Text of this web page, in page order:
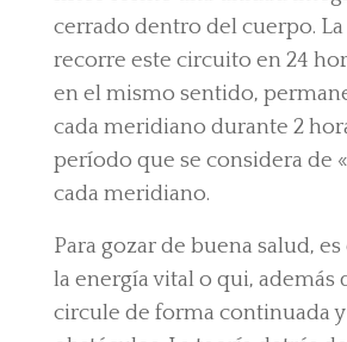
cerrado dentro del cuerpo.
recorre este circuito en 24
en el mismo sentido,
cada meridiano durante 2
período que se considera de
cada meridiano.
Para gozar de buena salud,
la energía vital o qui, además
circule de forma continuada